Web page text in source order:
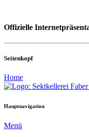
Offizielle
Seitenkopf
Home
Hauptnavigation
Menü